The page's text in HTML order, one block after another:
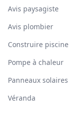
Avis paysagiste
Avis plombier
Construire piscine
Pompe à chaleur
Panneaux solaires
Véranda